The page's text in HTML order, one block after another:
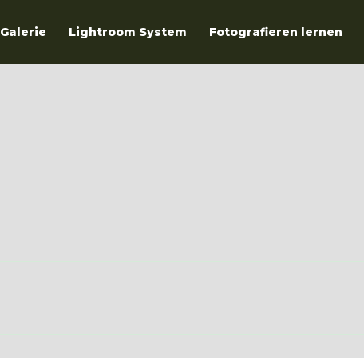
Galerie Lightroom System Fotografieren lernen